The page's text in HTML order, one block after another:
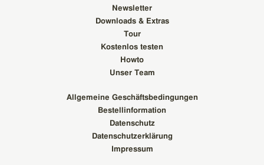
Newsletter
Downloads & Extras
Tour
Kostenlos testen
Howto
Unser Team
Allgemeine Geschäftsbedingungen
Bestellinformation
Datenschutz
Datenschutzerklärung
Impressum